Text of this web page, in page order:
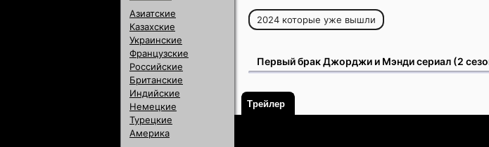
2024 которые уже вышли
Первый брак Джорджи и Мэнди сериал (2
Трейлер
Азиатские
Казахские
Украинские
Французские
Российские
Британские
Индийские
Немецкие
Турецкие
Америка